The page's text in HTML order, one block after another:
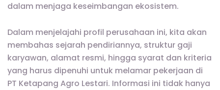
dalam menjaga keseimbangan ekosistem.
Dalam menjelajahi profil perusahaan ini, kita akan
membahas sejarah pendiriannya, struktur gaji
karyawan, alamat resmi, hingga syarat dan kriteria
yang harus dipenuhi untuk melamar pekerjaan di
PT Ketapang Agro Lestari. Informasi ini tidak hanya